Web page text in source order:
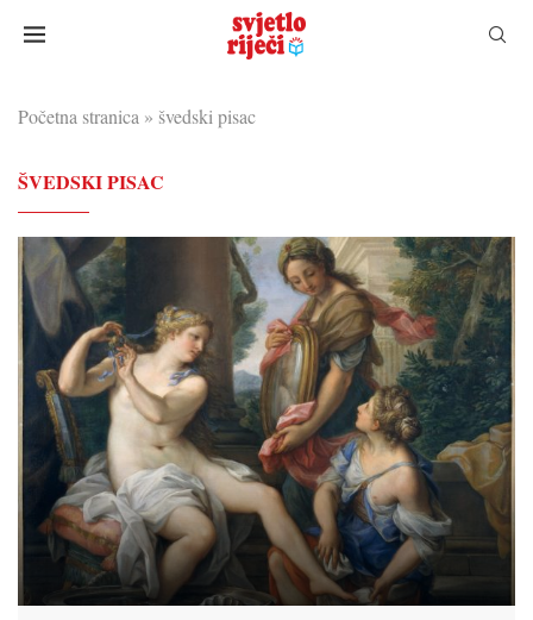
Početna stranica » švedski pisac
ŠVEDSKI PISAC